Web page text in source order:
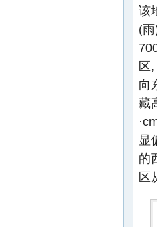
该
(
区
向
藏
显
的
区